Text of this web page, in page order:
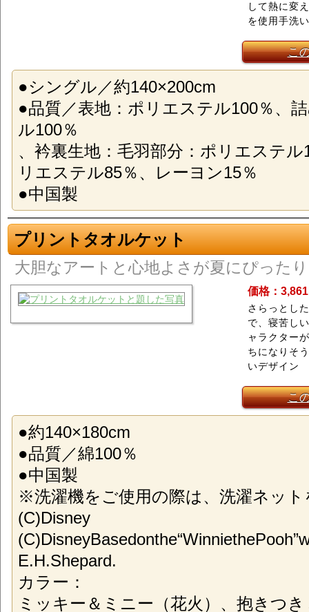
して熱に変
を使用手洗
こ
●シングル／約140×200cm
●品質／表地：ポリエステル100％、
ル100％
、衿裏生地：毛羽部分：ポリエステ
リエステル85％、レーヨン15％
●中国製
プリントタオルケット
大胆なアートと心地よさが夏にぴったり
価格：
さらっとし
で、寝苦し
ャラクター
ちになりそ
いデザイン
こ
●約140×180cm
●品質／綿100％
●中国製
※洗濯機をご使用の際は、洗濯ネッ
(C)Disney
E.H.Shepard.
カラー：
ミッキー＆ミニー（花火）、抱きつ